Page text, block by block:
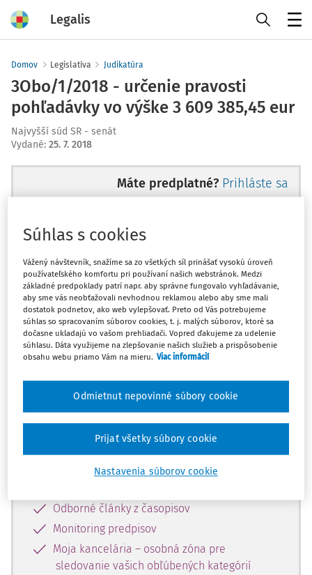
Legalis
Domov Legislatíva Judikatúra
3Obo/1/2018 - určenie pravosti
pohľadávky vo výške 3 609 385,45 eur
Najvyšší súd SR - senát
Vydané: 25. 7. 2018
Máte predplatné? Prihláste sa
Ups, zatiaľ ste si prečítali len
začiatok...
Celý odborný obsah z tejto oblasti je
dostupný predplatiteľom portálu.
Odomknite si prístup k odbornému
obsahu a získajte prístup na 10 dní
zdarma, stačí sa len zaregistrovať.
Vďaka registrácii získate prístup aj k
vybranému obsahu:
Odborné články z časopisov
Monitoring predpisov
Moja kancelária – osobná zóna pre
sledovanie vašich obľúbených kategórií
Súhlas s cookies
Vážený návštevník, snažíme sa zo všetkých síl prinášať vysokú úroveň
používateľského komfortu pri používaní našich webstránok. Medzi
základné predpoklady patrí napr. aby správne fungovalo vyhľadávanie,
aby sme vás neobťažovali nevhodnou reklamou alebo aby sme mali
dostatok podnetov, ako web vylepšovať. Preto od Vás potrebujeme
súhlas so spracovaním súborov cookies, t. j. malých súborov, ktoré sa
dočasne ukladajú vo vašom prehliadači. Vopred ďakujeme za udelenie
súhlasu. Dáta využijeme na zlepšovanie našich služieb a prispôsobenie
obsahu webu priamo Vám na mieru. Viac informácií
Nastavenia súborov cookie
Odmietnut nepovinné súbory cookie
Prijať všetky súbory cookie